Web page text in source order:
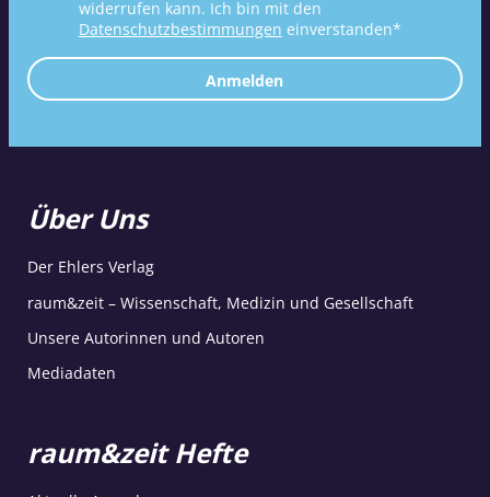
widerrufen kann. Ich bin mit den
Datenschutzbestimmungen einverstanden*
Anmelden
Über Uns
Der Ehlers Verlag
raum&zeit – Wissenschaft, Medizin und Gesellschaft
Unsere Autorinnen und Autoren
Mediadaten
raum&zeit Hefte